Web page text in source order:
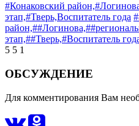
#Конаковский район,
этап,#Тверь,Воспитатель года
район,##Логинова,
этап,##Тверь,#Воспитатель
5 5 1
ОБСУЖДЕНИЕ
Для комментирования Вам